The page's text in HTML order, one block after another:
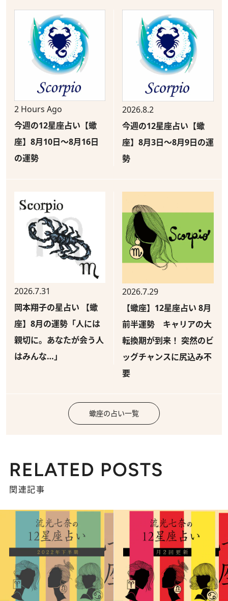
2 Hours Ago
今週の12星座占い【蠍
座】8月10日～8月16日
の運勢
2026.8.2
今週の12星座占い【蠍
座】8月3日～8月9日の運
勢
2026.7.31
岡本翔子の星占い 【蠍
座】8月の運勢「人には
親切に。あなたが会う人
はみんな…」
2026.7.29
【蠍座】12星座占い 8月
前半運勢 キャリアの大
転換期が到来！ 突然のビ
ッグチャンスに尻込み不
要
蠍座の占い一覧
RELATED POSTS
関連記事